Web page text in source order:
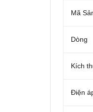
Mã
Dòng
Kích
Điện